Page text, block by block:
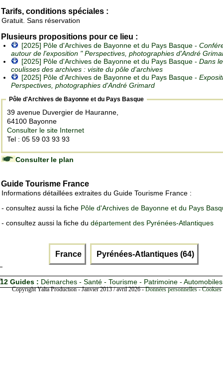
Tarifs, conditions spéciales :
Gratuit. Sans réservation
Plusieurs propositions pour ce lieu :
[2025] Pôle d'Archives de Bayonne et du Pays Basque -
autour de l'exposition " Perspectives, photographies d'André
[2025] Pôle d'Archives de Bayonne et du Pays Basque - Dans
coulisses des archives : visite du pôle d'archives
[2025] Pôle d'Archives de Bayonne et du Pays Basque -
Perspectives, photographies d'André Grimard
Pôle d'Archives de Bayonne et du Pays Basque
39 avenue Duvergier de Hauranne,
64100 Bayonne
Consulter le site Internet
Tel : 05 59 03 93 93
Consulter le plan
Guide Tourisme France
Informations détaillées extraites du Guide Tourisme France :
- consultez aussi la fiche Pôle d'Archives de Bayonne et du Pays
- consultez aussi la fiche du département des Pyrénées-Atlantiques
France Pyrénées-Atlantiques (64)
12 Guides : Démarches - Santé - Tourisme - Patrimoine - Automobiles
Copyright Yalta Production - Janvier 2013 / avril 2026 -Données personnelles -